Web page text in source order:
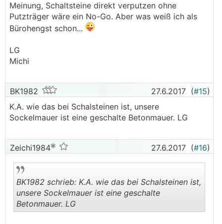
Meinung, Schaltsteine direkt verputzen ohne
Putzträger wäre ein No-Go. Aber was weiß ich als
Bürohengst schon...
LG
Michi
BK1982 27.6.2017 (#15)
K.A. wie das bei Schalsteinen ist, unsere
Sockelmauer ist eine geschalte Betonmauer. LG
Zeichi1984 27.6.2017 (#16)
BK1982 schrieb: K.A. wie das bei Schalsteinen ist,
unsere Sockelmauer ist eine geschalte
Betonmauer. LG